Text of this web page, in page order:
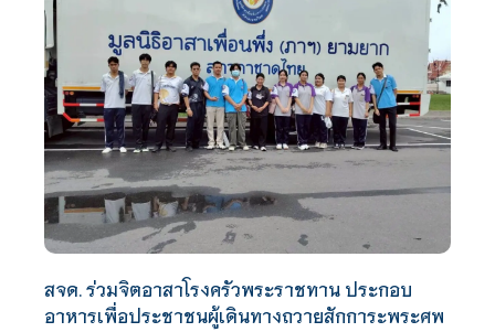
สจด. ร่วมจิตอาสาโรงครัวพระราชทาน ประกอบ
อาหารเพื่อประชาชนผู้เดินทางถวายสักการะพระศพ